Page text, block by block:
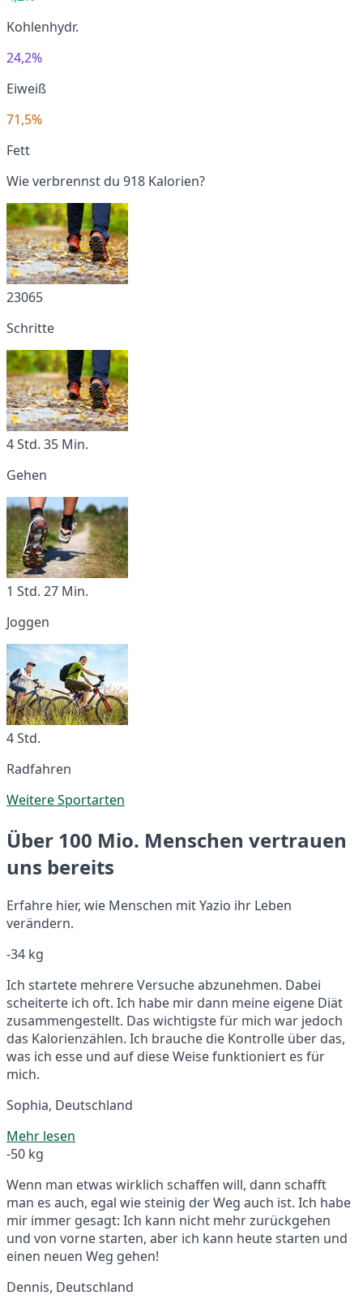
Kohlenhydr.
24,2%
Eiweiß
71,5%
Fett
Wie verbrennst du 918 Kalorien?
23065
Schritte
4 Std. 35 Min.
Gehen
1 Std. 27 Min.
Joggen
4 Std.
Radfahren
Weitere Sportarten
Über 100 Mio. Menschen vertrauen
uns bereits
Erfahre hier, wie Menschen mit Yazio ihr Leben
verändern.
-34 kg
Ich startete mehrere Versuche abzunehmen. Dabei
scheiterte ich oft. Ich habe mir dann meine eigene Diät
zusammengestellt. Das wichtigste für mich war jedoch
das Kalorienzählen. Ich brauche die Kontrolle über das,
was ich esse und auf diese Weise funktioniert es für
mich.
Sophia, Deutschland
Mehr lesen
-50 kg
Wenn man etwas wirklich schaffen will, dann schafft
man es auch, egal wie steinig der Weg auch ist. Ich habe
mir immer gesagt: Ich kann nicht mehr zurückgehen
und von vorne starten, aber ich kann heute starten und
einen neuen Weg gehen!
Dennis, Deutschland